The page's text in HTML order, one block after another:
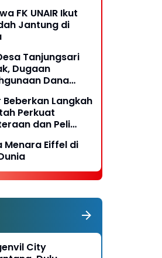
FK UNAIR Ikut
Jantung di
Tanjungsari
Dugaan
Dana
Beberkan Langkah
Perkuat
dan Peli
Menara Eiffel di
City